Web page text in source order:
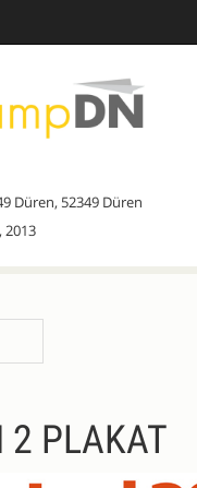
Düren, 52349 Düren
2013
2 PLAKAT